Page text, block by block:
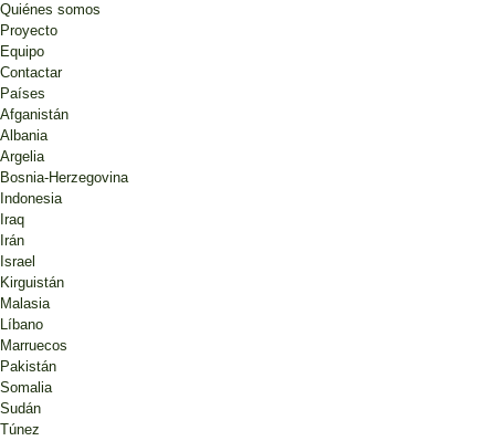
Quiénes somos
Proyecto
Equipo
Contactar
Países
Afganistán
Albania
Argelia
Bosnia-Herzegovina
Indonesia
Iraq
Irán
Israel
Kirguistán
Malasia
Líbano
Marruecos
Pakistán
Somalia
Sudán
Túnez